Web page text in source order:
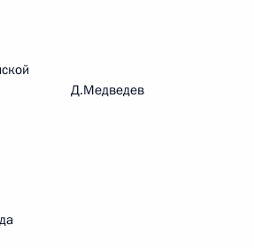
Д.Медведев